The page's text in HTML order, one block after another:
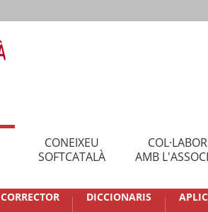
CONEIXEU
SOFTCATALÀ
AMB
CORRECTOR DICCIONARIS